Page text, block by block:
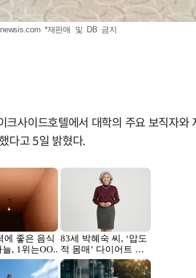
*재판매 및 DB 금지
사이드호텔에서 대학의 주요 보직자
다고 5일 밝혔다.